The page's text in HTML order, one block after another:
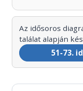
Az idősoros
találat alapján
51-73.